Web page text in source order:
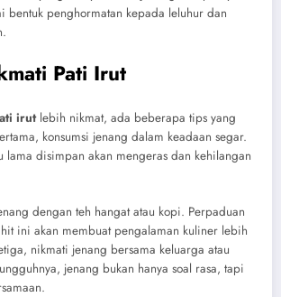
bentuk penghormatan kepada leluhur dan
Pati Irut
irutlebih nikmat, ada beberapa tips yang
konsumsi jenang dalam keadaan segar.
lama disimpan akan mengeras dan kehilangan
dengan teh hangat atau kopi. Perpaduan
ini akan membuat pengalaman kuliner lebih
nikmati jenang bersama keluarga atau
jenang bukan hanya soal rasa, tapi